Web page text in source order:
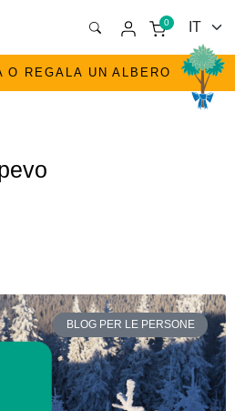
0
O REGALA UN ALBERO
BLOG PER LE PERSONE